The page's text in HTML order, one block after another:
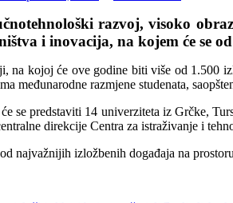
razvoj, visoko
i inovacija, na kojem će se
na kojoj će ove godine biti više od 1.500
međunarodne razmjene studenata,
se predstaviti 14 univerziteta iz Grčke,
direkcije Centra za istraživanje i
najvažnijih izložbenih događaja na